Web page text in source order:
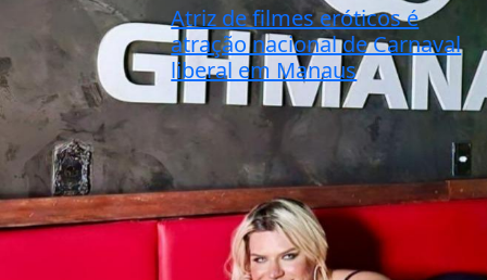
Atriz de filmes eróticos é
atração nacional de Carnaval
liberal em Manaus